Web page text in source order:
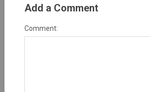
Add a Comment
Comment: